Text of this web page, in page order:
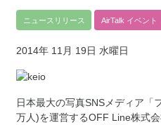
ニュースリリース AirTalk イベント
2014年 11月 19日 水曜日
日本最大の写真SNSメディア「
万人)を運営するOFF Line株式